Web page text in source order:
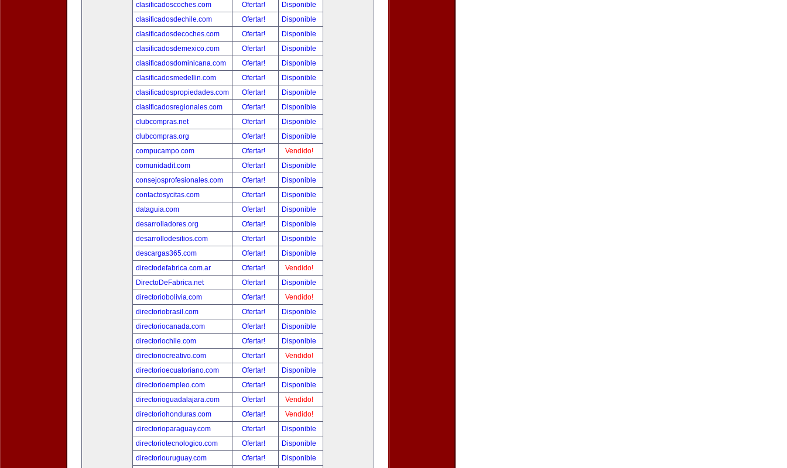
clasificadoscoches.com
Ofertar!
Disponible
clasificadosdechile.com
Ofertar!
Disponible
clasificadosdecoches.com
Ofertar!
Disponible
clasificadosdemexico.com
Ofertar!
Disponible
clasificadosdominicana.com
Ofertar!
Disponible
clasificadosmedellin.com
Ofertar!
Disponible
clasificadospropiedades.com
Ofertar!
Disponible
clasificadosregionales.com
Ofertar!
Disponible
clubcompras.net
Ofertar!
Disponible
clubcompras.org
Ofertar!
Disponible
compucampo.com
Ofertar!
Vendido!
comunidadit.com
Ofertar!
Disponible
consejosprofesionales.com
Ofertar!
Disponible
contactosycitas.com
Ofertar!
Disponible
dataguia.com
Ofertar!
Disponible
desarrolladores.org
Ofertar!
Disponible
desarrollodesitios.com
Ofertar!
Disponible
descargas365.com
Ofertar!
Disponible
directodefabrica.com.ar
Ofertar!
Vendido!
DirectoDeFabrica.net
Ofertar!
Disponible
directoriobolivia.com
Ofertar!
Vendido!
directoriobrasil.com
Ofertar!
Disponible
directoriocanada.com
Ofertar!
Disponible
directoriochile.com
Ofertar!
Disponible
directoriocreativo.com
Ofertar!
Vendido!
directorioecuatoriano.com
Ofertar!
Disponible
directorioempleo.com
Ofertar!
Disponible
directorioguadalajara.com
Ofertar!
Vendido!
directoriohonduras.com
Ofertar!
Vendido!
directorioparaguay.com
Ofertar!
Disponible
directoriotecnologico.com
Ofertar!
Disponible
directoriouruguay.com
Ofertar!
Disponible